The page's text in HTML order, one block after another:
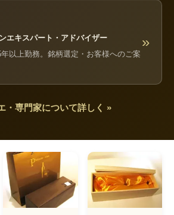
エキスパート・アドバイザー
以上勤務。銘柄選定・お客様へのご案
»
・専門家について詳しく »